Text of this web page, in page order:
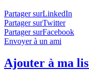
Partager surLinkedIn
Partager surTwitter
Partager surFacebook
Envoyer à un ami
Ajouter à ma